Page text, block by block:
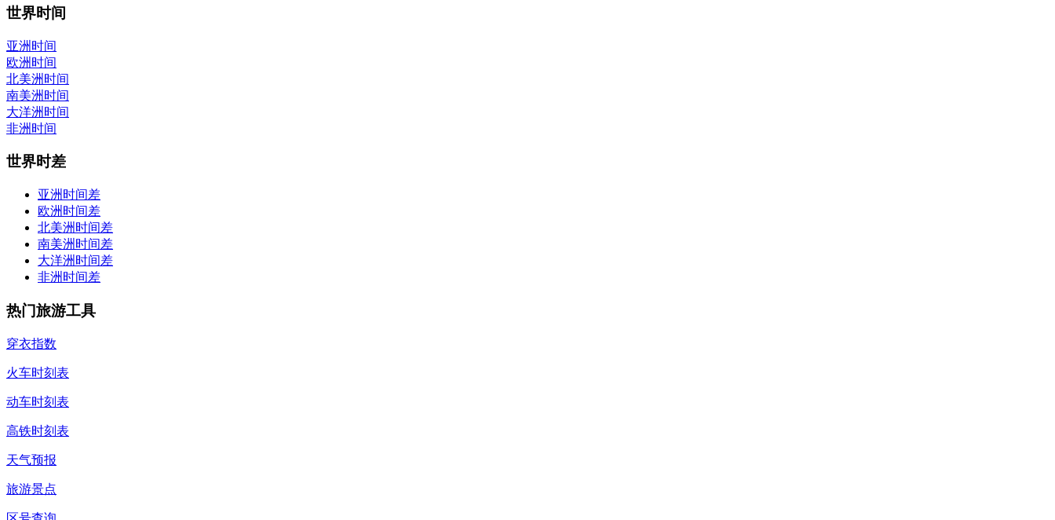
世界时间
亚洲时间
欧洲时间
北美洲时间
南美洲时间
大洋洲时间
非洲时间
世界时差
亚洲时间差
欧洲时间差
北美洲时间差
南美洲时间差
大洋洲时间差
非洲时间差
热门旅游工具
穿衣指数
火车时刻表
动车时刻表
高铁时刻表
天气预报
旅游景点